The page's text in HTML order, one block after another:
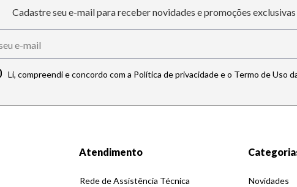
Cadastre seu e-mail para receber novidades e promoções exclusivas
Li, compreendi e concordo com a Política de privacidade e o Termo de Uso
Atendimento
Rede de Assistência Técnica Novidades